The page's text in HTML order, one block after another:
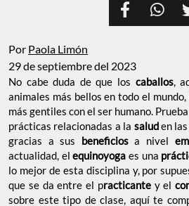
Por Paola Limón
29 de septiembre del 2023
No cabe duda de que los caballos,
animales más bellos en todo el
más gentiles con el ser humano.
prácticas relacionadas a la saluden
gracias a sus beneficiosa nivel
actualidad, el equinoyoga es una
lo mejor de esta disciplina y, por
que se da entre el practicante y el
sobre este tipo de clase, aquí te